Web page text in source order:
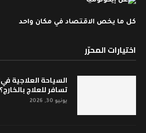
كل ما يخص الاقتصاد في مكان واحد
اختيارات المحرّر
السياحة العلاجية
تسافر للعلاج بالخارج؟
يونيو 30, 2026